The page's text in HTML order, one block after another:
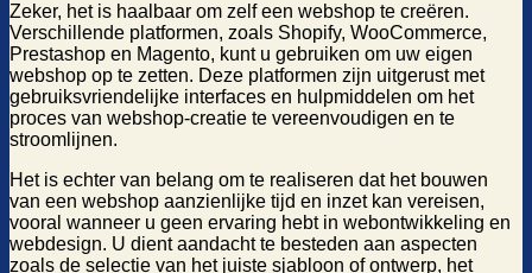
Zeker, het is haalbaar om zelf een webshop te creëren.
Verschillende platformen, zoals Shopify, WooCommerce,
Prestashop en Magento, kunt u gebruiken om uw eigen
webshop op te zetten. Deze platformen zijn uitgerust met
gebruiksvriendelijke interfaces en hulpmiddelen om het
proces van webshop-creatie te vereenvoudigen en te
stroomlijnen.
Het is echter van belang om te realiseren dat het bouwen
van een webshop aanzienlijke tijd en inzet kan vereisen,
vooral wanneer u geen ervaring hebt in webontwikkeling en
webdesign. U dient aandacht te besteden aan aspecten
zoals de selectie van het juiste sjabloon of ontwerp, het